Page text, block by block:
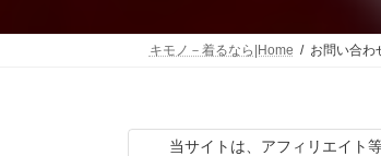
キモノ－着るなら|Home お問い合わ
当サイトは、アフィリエイト